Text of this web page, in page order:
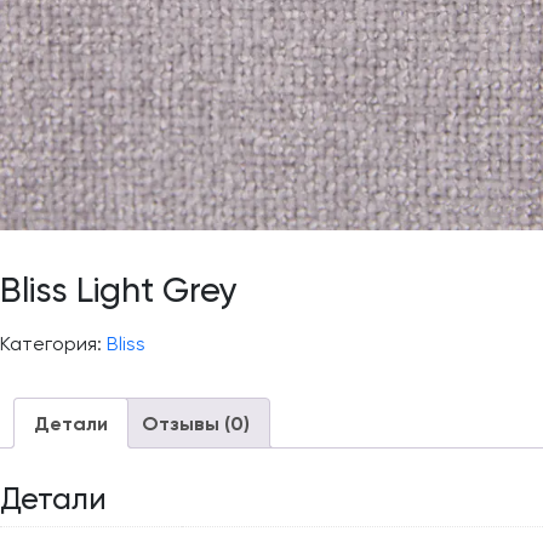
Bliss Light Grey
Категория: Bliss
Детали Отзывы (0)
Детали